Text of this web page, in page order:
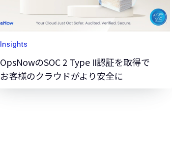
Insights
OpsNowのSOC 2 Type II認証を取得で
お客様のクラウドがより安全に